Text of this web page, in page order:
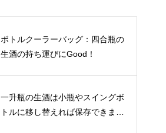
ボトルクーラーバッグ：四合瓶の
生酒の持ち運びにGood！
一升瓶の生酒は小瓶やスイングボ
トルに移し替えれば保存できます